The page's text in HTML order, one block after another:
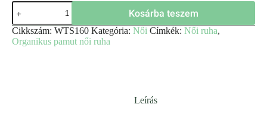
Kosárba teszem
Cikkszám: WTS160 Kategória: Női Címkék: Női ruha,
Organikus pamut női ruha
Leírás